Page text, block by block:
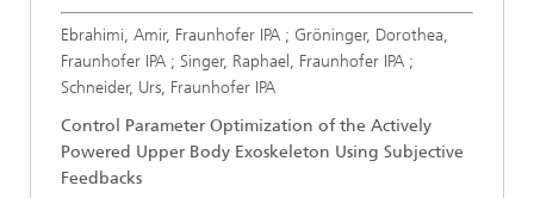
Ebrahimi, Amir, Fraunhofer IPA ; Gröninger, Dorothea,
Fraunhofer IPA ; Singer, Raphael, Fraunhofer IPA ;
Schneider, Urs, Fraunhofer IPA
Control Parameter Optimization of the Actively
Powered Upper Body Exoskeleton Using Subjective
Feedbacks